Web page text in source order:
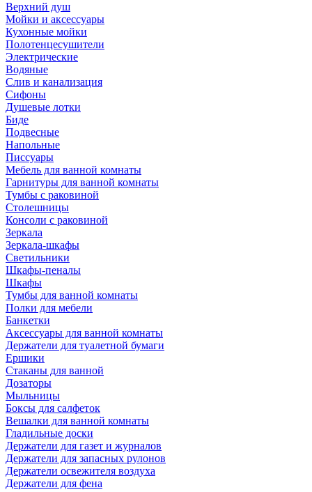
Верхний душ
Мойки и аксессуары
Кухонные мойки
Полотенцесушители
Электрические
Водяные
Слив и канализация
Сифоны
Душевые лотки
Биде
Подвесные
Напольные
Писсуары
Мебель для ванной комнаты
Гарнитуры для ванной комнаты
Тумбы с раковиной
Столешницы
Консоли с раковиной
Зеркала
Зеркала-шкафы
Светильники
Шкафы-пеналы
Шкафы
Тумбы для ванной комнаты
Полки для мебели
Банкетки
Аксессуары для ванной комнаты
Держатели для туалетной бумаги
Ершики
Стаканы для ванной
Дозаторы
Мыльницы
Боксы для салфеток
Вешалки для ванной комнаты
Гладильные доски
Держатели для газет и журналов
Держатели для запасных рулонов
Держатели освежителя воздуха
Держатели для фена